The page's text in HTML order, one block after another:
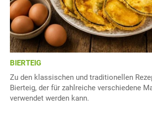
BIERTEIG
Zu den klassischen und traditionellen
Bierteig, der für zahlreiche verschiedene
verwendet werden kann.